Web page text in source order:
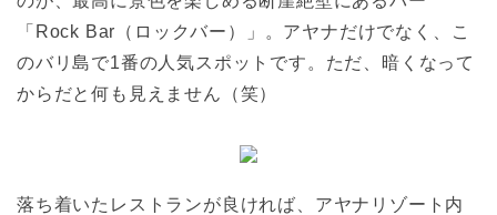
「Rock Bar（ロックバー）」。アヤナだけでなく、こ
のバリ島で1番の人気スポットです。ただ、暗くなって
からだと何も見えません（笑）
落ち着いたレストランが良ければ、アヤナリゾート内